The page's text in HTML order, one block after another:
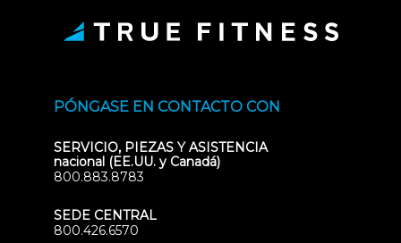
PÓNGASE EN CONTACTO CON
SERVICIO, PIEZAS Y ASISTENCIA
nacional (EE.UU. y Canadá)
800.883.8783
SEDE CENTRAL
800.426.6570